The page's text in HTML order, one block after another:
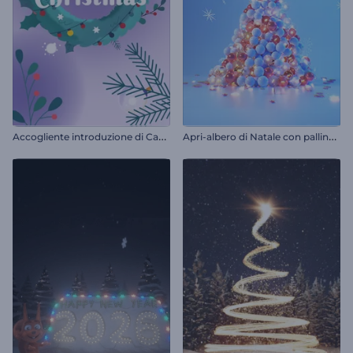
A
ccogliente introduzione di Capodanno A
pri-albero di Natale con palline di Natale